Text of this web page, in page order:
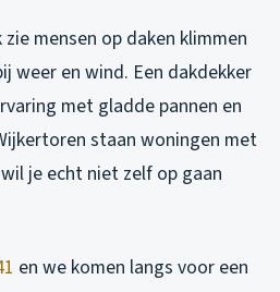
mensen op daken klimmen
weer en wind. Een dakdekker
met gladde pannen en
staan woningen met
je echt niet zelf op gaan
en we komen langs voor een